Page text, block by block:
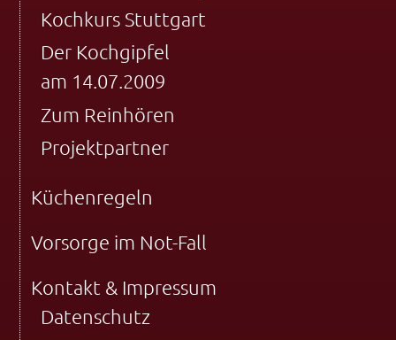
Kochkurs Stuttgart
Der Kochgipfel
am 14.07.2009
Zum Reinhören
Projektpartner
Küchenregeln
Vorsorge im Not-Fall
Kontakt & Impressum
Datenschutz